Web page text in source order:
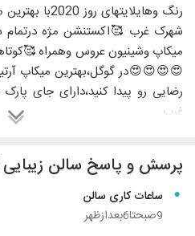
رنگ
شهرک غرب 🥰اکستنشن مژه درتمام
میکاپ وشینیون عروس وهمراه
😍😍😍😍در گوگل،بهترین میکاپ
رضایی رو پیدا کنید،دارای جای
غرب
جدیدترین تکنیک ها با بیش از 13سال سابقه کاری.
💥 انواع خدمات بوتاکس مو و کراتین،
آسیب دیده با مواد عالی.
پرسش و پاسخ سالن زیبایی
ساعات کاری سالن
9صبحتا6بعدازظهر